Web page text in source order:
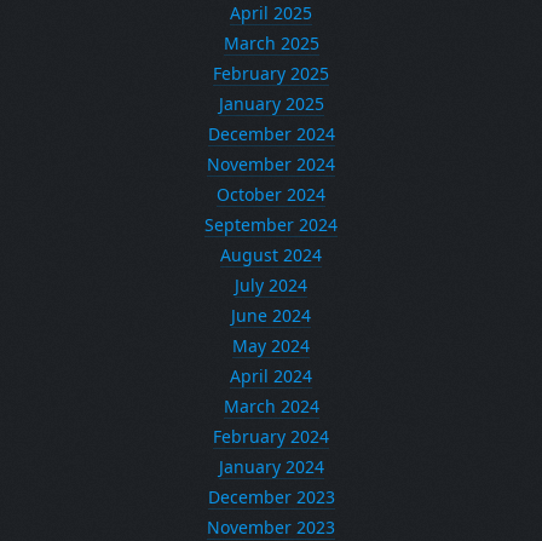
April 2025
March 2025
February 2025
January 2025
December 2024
November 2024
October 2024
September 2024
August 2024
July 2024
June 2024
May 2024
April 2024
March 2024
February 2024
January 2024
December 2023
November 2023